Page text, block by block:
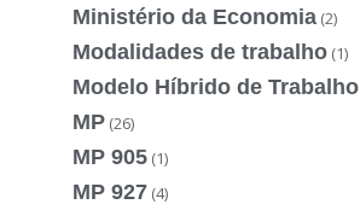
Ministério da Economia (2)
Modalidades de trabalho (1)
Modelo Híbrido de Trabalho
MP (26)
MP 905 (1)
MP 927 (4)